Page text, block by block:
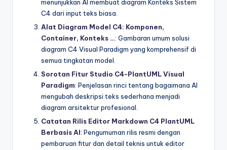
menunjukkan AI membuat diagram Konteks Sistem
C4 dari input teks biasa.
Alat Diagram Model C4: Komponen,
Container, Konteks …: Gambaran umum solusi
diagram C4 Visual Paradigm yang komprehensif di
semua tingkatan model.
Sorotan Fitur Studio C4-PlantUML Visual
Paradigm: Penjelasan rinci tentang bagaimana AI
mengubah deskripsi teks sederhana menjadi
diagram arsitektur profesional.
Catatan Rilis Editor Markdown C4 PlantUML
Berbasis AI: Pengumuman rilis resmi dengan
pembaruan fitur dan detail teknis untuk editor